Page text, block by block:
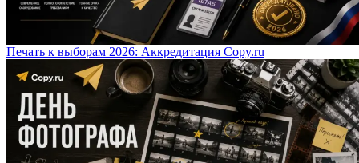
Печать к выборам 2026: Аккредитация Copy.ru